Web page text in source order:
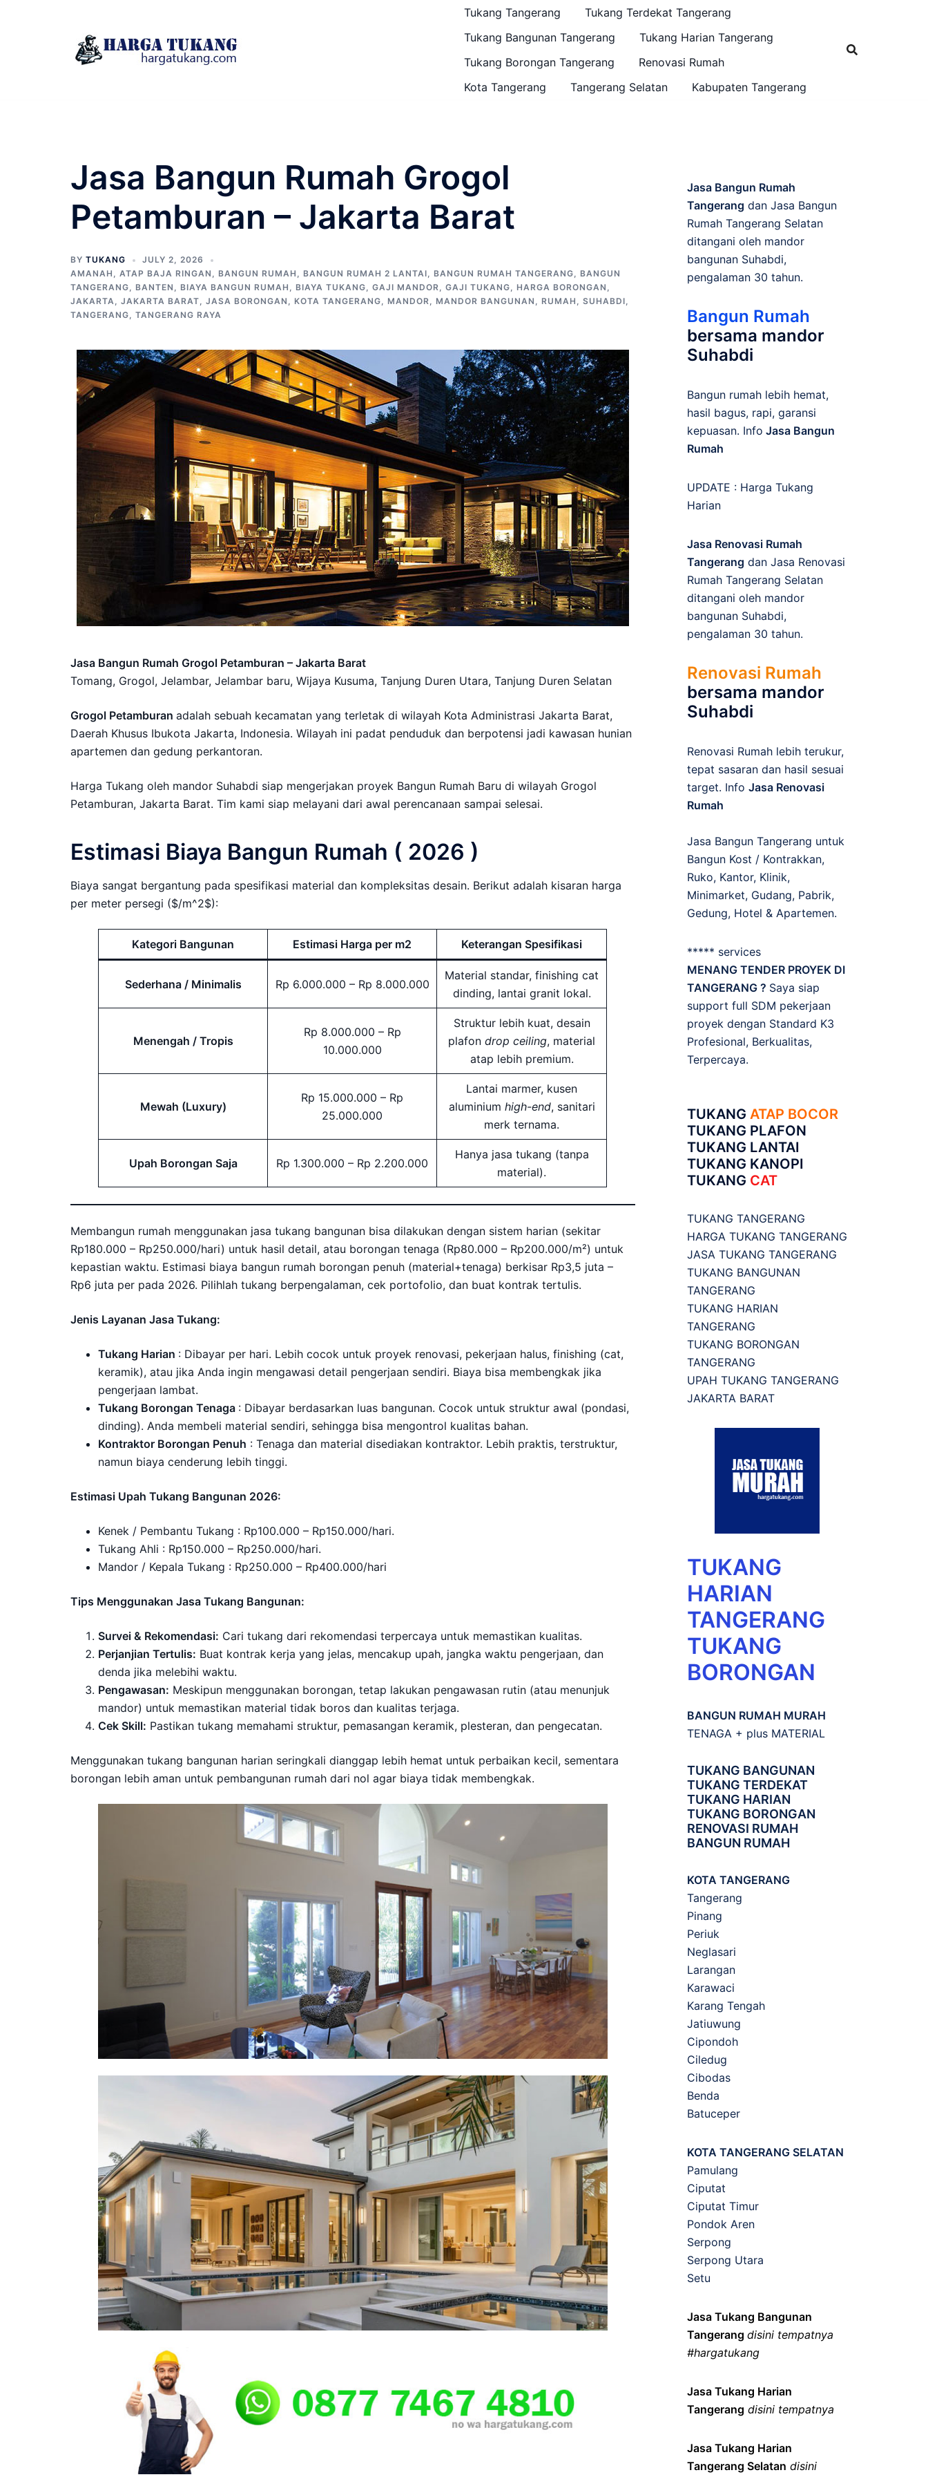
Tukang Tangerang
Tukang Terdekat Tangerang
Tukang Bangunan Tangerang
Tukang Harian Tangerang
Tukang Borongan Tangerang
Renovasi Rumah
Kota Tangerang
Tangerang Selatan Kabupaten Tangerang
Jasa Bangun Rumah Grogol
Petamburan – Jakarta Barat
BY TUKANG
JULY 2, 2026
AMANAH , ATAP BAJA RINGAN , BANGUN RUMAH , BANGUN RUMAH 2 LANTAI, BANGUN RUMAH TANGERANG, BANGUN
TANGERANG, BANTEN , BIAYA BANGUN RUMAH , BIAYA TUKANG, GAJI MANDOR, GAJI TUKANG, HARGA BORONGAN ,
JAKARTA, JAKARTA BARAT, JASA BORONGAN , KOTA TANGERANG, MANDOR, MANDOR BANGUNAN , RUMAH , SUHABDI,
TANGERANG, TANGERANG RAYA
Jasa Bangun Rumah Grogol Petamburan – Jakarta Barat
Tomang, Grogol, Jelambar, Jelambar baru, Wijaya Kusuma, Tanjung Duren Utara, Tanjung Duren Selatan
Grogol Petamburan adalah sebuah kecamatan yang terletak di wilayah Kota Administrasi Jakarta Barat,
Daerah Khusus Ibukota Jakarta, Indonesia. Wilayah ini padat penduduk dan berpotensi jadi kawasan hunian
apartemen dan gedung perkantoran.
Harga Tukang oleh mandor Suhabdi siap mengerjakan proyek Bangun Rumah Baru di wilayah Grogol
Petamburan, Jakarta Barat. Tim kami siap melayani dari awal perencanaan sampai selesai.
Estimasi Biaya Bangun Rumah ( 2026 )
Biaya sangat bergantung pada spesifikasi material dan kompleksitas desain. Berikut adalah kisaran harga
per meter persegi ($/m^2$):
Kategori Bangunan Estimasi Harga per m2 Keterangan Spesifikasi
Sederhana / Minimalis Rp 6.000.000 – Rp 8.000.000
Material standar, finishing cat
dinding, lantai granit lokal.
Menengah / Tropis
Rp 8.000.000 – Rp
10.000.000
Struktur lebih kuat, desain
plafon drop ceiling, material
atap lebih premium.
Mewah (Luxury)
Rp 15.000.000 – Rp
25.000.000
Lantai marmer, kusen
aluminium high-end, sanitari
merk ternama.
Upah Borongan Saja Rp 1.300.000 – Rp 2.200.000
Hanya jasa tukang (tanpa
material).
Membangun rumah menggunakan jasa tukang bangunan bisa dilakukan dengan sistem harian (sekitar
Rp180.000 – Rp250.000/hari) untuk hasil detail, atau borongan tenaga (Rp80.000 – Rp200.000/m²) untuk
kepastian waktu. Estimasi biaya bangun rumah borongan penuh (material+tenaga) berkisar Rp3,5 juta –
Rp6 juta per pada 2026. Pilihlah tukang berpengalaman, cek portofolio, dan buat kontrak tertulis.
Jenis Layanan Jasa Tukang:
Tukang Harian : Dibayar per hari. Lebih cocok untuk proyek renovasi, pekerjaan halus, finishing (cat,
keramik), atau jika Anda ingin mengawasi detail pengerjaan sendiri. Biaya bisa membengkak jika
pengerjaan lambat.
Tukang Borongan Tenaga : Dibayar berdasarkan luas bangunan. Cocok untuk struktur awal (pondasi,
dinding). Anda membeli material sendiri, sehingga bisa mengontrol kualitas bahan.
Kontraktor Borongan Penuh : Tenaga dan material disediakan kontraktor. Lebih praktis, terstruktur,
namun biaya cenderung lebih tinggi.
Estimasi Upah Tukang Bangunan 2026:
Kenek / Pembantu Tukang : Rp100.000 – Rp150.000/hari.
Tukang Ahli : Rp150.000 – Rp250.000/hari.
Mandor / Kepala Tukang : Rp250.000 – Rp400.000/hari
Tips Menggunakan Jasa Tukang Bangunan:
Survei & Rekomendasi: Cari tukang dari rekomendasi terpercaya untuk memastikan kualitas.
Perjanjian Tertulis: Buat kontrak kerja yang jelas, mencakup upah, jangka waktu pengerjaan, dan
denda jika melebihi waktu.
Pengawasan: Meskipun menggunakan borongan, tetap lakukan pengawasan rutin (atau menunjuk
mandor) untuk memastikan material tidak boros dan kualitas terjaga.
Cek Skill: Pastikan tukang memahami struktur, pemasangan keramik, plesteran, dan pengecatan.
Menggunakan tukang bangunan harian seringkali dianggap lebih hemat untuk perbaikan kecil, sementara
borongan lebih aman untuk pembangunan rumah dari nol agar biaya tidak membengkak.
Jasa Bangun Rumah
Tangerang dan Jasa Bangun
Rumah Tangerang Selatan
ditangani oleh mandor
bangunan Suhabdi,
pengalaman 30 tahun.
Bangun Rumah
bersama mandor
Suhabdi
Bangun rumah lebih hemat,
hasil bagus, rapi, garansi
kepuasan. Info Jasa Bangun
Rumah
UPDATE : Harga Tukang
Harian
Jasa Renovasi Rumah
Tangerang dan Jasa Renovasi
Rumah Tangerang Selatan
ditangani oleh mandor
bangunan Suhabdi,
pengalaman 30 tahun.
Renovasi Rumah
bersama mandor
Suhabdi
Renovasi Rumah lebih terukur,
tepat sasaran dan hasil sesuai
target. Info Jasa Renovasi
Rumah
Jasa Bangun Tangerang untuk
Bangun Kost / Kontrakkan,
Ruko, Kantor, Klinik,
Minimarket, Gudang, Pabrik,
Gedung, Hotel & Apartemen.
***** services
MENANG TENDER PROYEK DI
TANGERANG ? Saya siap
support full SDM pekerjaan
proyek dengan Standard K3
Profesional, Berkualitas,
Terpercaya.
TUKANG ATAP BOCOR
TUKANG PLAFON
TUKANG LANTAI
TUKANG KANOPI
TUKANG CAT
TUKANG TANGERANG
HARGA TUKANG TANGERANG
JASA TUKANG TANGERANG
TUKANG BANGUNAN
TANGERANG
TUKANG HARIAN
TANGERANG
TUKANG BORONGAN
TANGERANG
UPAH TUKANG TANGERANG
JAKARTA BARAT
TUKANG
HARIAN
TANGERANG
TUKANG
BORONGAN
BANGUN RUMAH MURAH
TENAGA + plus MATERIAL
TUKANG BANGUNAN
TUKANG TERDEKAT
TUKANG HARIAN
TUKANG BORONGAN
RENOVASI RUMAH
BANGUN RUMAH
KOTA TANGERANG
Tangerang
Pinang
Periuk
Neglasari
Larangan
Karawaci
Karang Tengah
Jatiuwung
Cipondoh
Ciledug
Cibodas
Benda
Batuceper
KOTA TANGERANG SELATAN
Pamulang
Ciputat
Ciputat Timur
Pondok Aren
Serpong
Serpong Utara
Setu
Jasa Tukang Bangunan
Tangerang disini tempatnya
#hargatukang
Jasa Tukang Harian
Tangerang disini tempatnya
Jasa Tukang Harian
Tangerang Selatan disini